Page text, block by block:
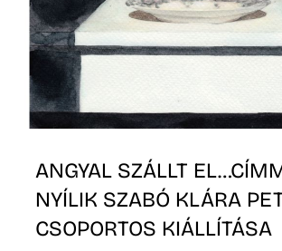
ANGYAL SZÁLLT
NYÍLIK SZABÓ KLÁRA
CSOPORTOS KIÁLLÍTÁSA